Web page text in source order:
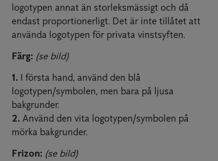
logotypen annat än storleksmässigt och då
endast proportionerligt. Det är inte tillåtet att
använda logotypen för privata vinstsyften.
Färg: (se bild)
1. I första hand, använd den blå
logotypen/symbolen, men bara på ljusa
bakgrunder.
2. Använd den vita logotypen/symbolen på
mörka bakgrunder.
Frizon: (se bild)